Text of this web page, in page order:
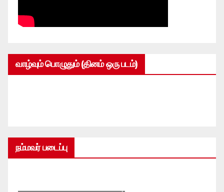
வாழ்வும் பொழுதும் (தினம் ஒரு படம்)
நம்மவர் படைப்பு